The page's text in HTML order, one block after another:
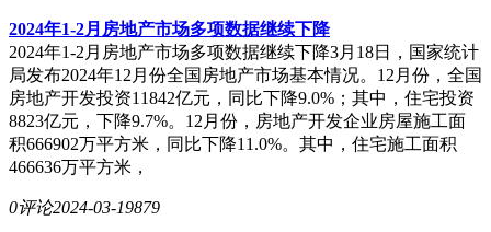
2024年1-2月房地产市场多项数据继续下降
2024年1-2月房地产市场多项数据继续下降3月18日，国家统计
局发布2024年12月份全国房地产市场基本情况。12月份，全国
房地产开发投资11842亿元，同比下降9.0%；其中，住宅投资
8823亿元，下降9.7%。12月份，房地产开发企业房屋施工面
积666902万平方米，同比下降11.0%。其中，住宅施工面积
466636万平方米，
0评论2024-03-19879